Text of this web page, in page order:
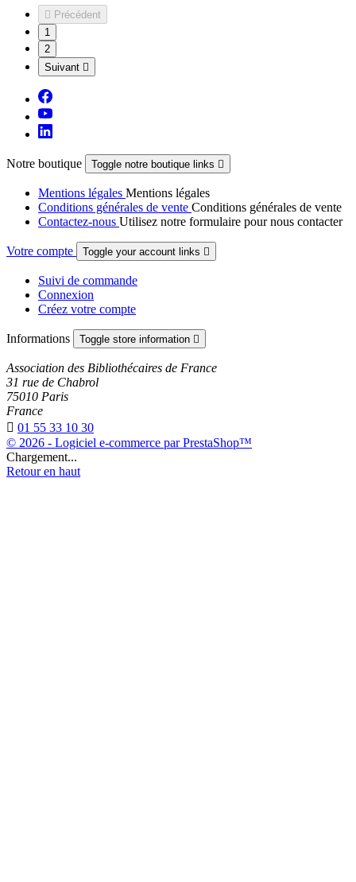
 Précédent
1
2
Suivant 
Notre boutique Toggle notre boutique links 
Mentions légales Mentions légales
Conditions générales de vente Conditions générales de vente
Contactez-nous Utilisez notre formulaire pour nous contacter
Votre compte Toggle your account links 
Suivi de commande
Connexion
Créez votre compte
Informations Toggle store information 
Association des Bibliothécaires de France
31 rue de Chabrol
75010 Paris
France
 01 55 33 10 30
© 2026 - Logiciel e-commerce par PrestaShop™
Chargement...
Retour en haut